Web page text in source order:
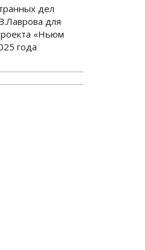
дел
для
«Ньюм
года